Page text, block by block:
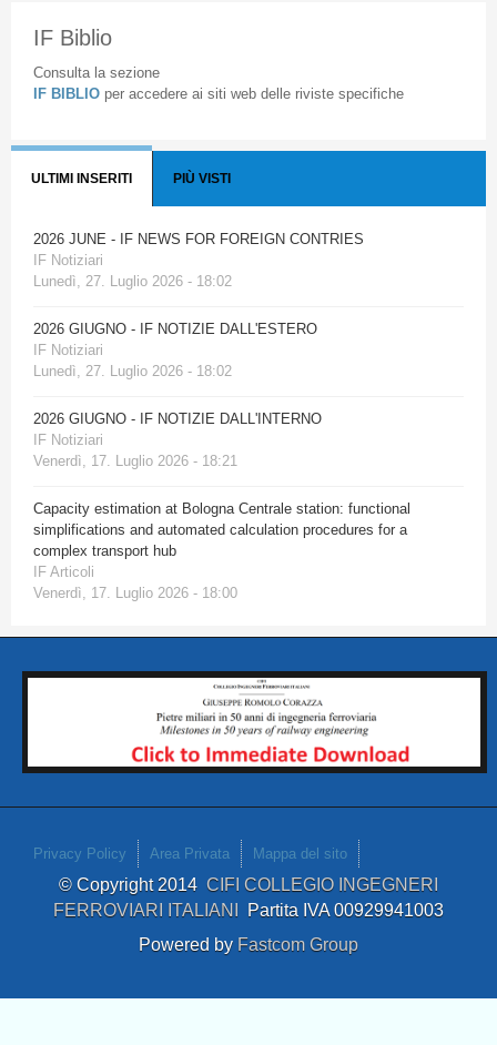
IF Biblio
Consulta la sezione
IF BIBLIO per accedere ai siti web delle riviste specifiche
ULTIMI INSERITI PIÙ VISTI
2026 JUNE - IF NEWS FOR FOREIGN CONTRIES
IF Notiziari
Lunedì, 27. Luglio 2026 - 18:02
2026 GIUGNO - IF NOTIZIE DALL'ESTERO
IF Notiziari
Lunedì, 27. Luglio 2026 - 18:02
2026 GIUGNO - IF NOTIZIE DALL'INTERNO
IF Notiziari
Venerdì, 17. Luglio 2026 - 18:21
Capacity estimation at Bologna Centrale station: functional
simplifications and automated calculation procedures for a
complex transport hub
IF Articoli
Venerdì, 17. Luglio 2026 - 18:00
Privacy Policy Area Privata Mappa del sito
© Copyright 2014 CIFI COLLEGIO INGEGNERI
FERROVIARI ITALIANI Partita IVA 00929941003
Powered by Fastcom Group